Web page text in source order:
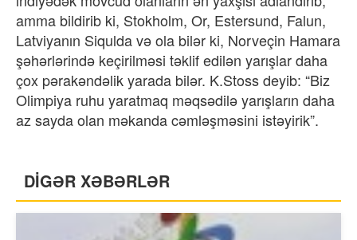
amma bildirib ki, Stokholm, Or, Estersund, Falun,
Latviyanın Siqulda və ola bilər ki, Norveçin Hamara
şəhərlərində keçirilməsi təklif edilən yarışlar daha
çox pərakəndəlik yarada bilər. K.Stoss deyib: “Biz
Olimpiya ruhu yaratmaq məqsədilə yarışların daha
az sayda olan məkanda cəmləşməsini istəyirik”.
DİGƏR XƏBƏRLƏR